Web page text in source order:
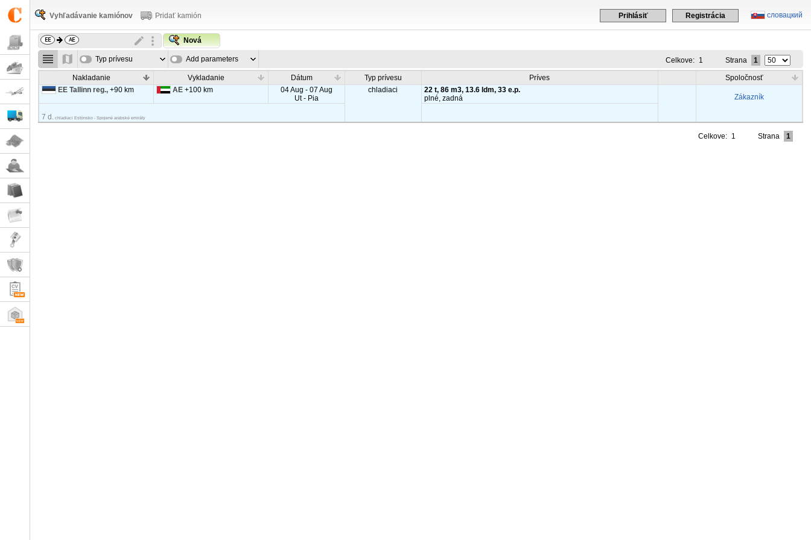
словацкий
Prihlásiť Registrácia
Vyhľadávanie kamiónov Pridať kamión
Nová
Typ prívesu Add parameters Celkove: 1 Strana 1
Nakladanie Vykladanie Dátum Typ prívesu Príves
Spoločnosť
EE Tallinn reg., +90 km AE +100 km
04 Aug - 07 Aug
Ut - Pia
chladiaci
22 t, 86 m3, 13.6 ldm, 33 e.p.
plné, zadná
Zákazník
7 d. chladiaci Estónsko - Spojené arabské emiráty
Celkove: 1 Strana 1